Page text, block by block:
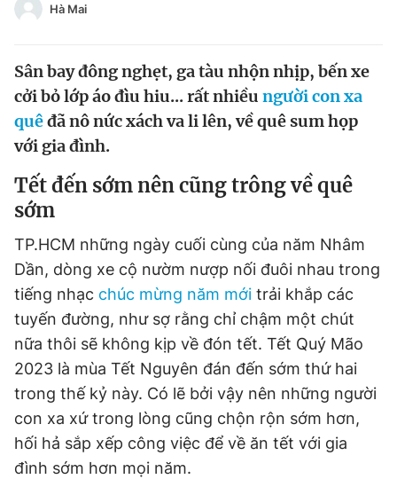
Chào ngày mới Tin 24h
Tin thị trường Tin 360
Video Magazine
Sản phẩm khác
Tiện ích Bạn cần biết
Thông tin tòa soạn Liên hệ quảng cáo
Đọc Thanh Niên trên điện thoại
Đăng xuất
Hà Mai
Sân bay đông nghẹt, ga tàu nhộn nhịp, bến xe
cởi bỏ lớp áo đìu hiu... rất nhiều người con xa
quêđã nô nức xách va li lên, về quê sum họp
với gia đình.
Tết đến sớm nên cũng trông về quê
sớm
TP.HCM những ngày cuối cùng của năm Nhâm
Dần, dòng xe cộ nườm nượp nối đuôi nhau trong
tiếng nhạc chúc mừng năm mới trải khắp các
tuyến đường, như sợ rằng chỉ chậm một chút
nữa thôi sẽ không kịp về đón tết. Tết Quý Mão
2023 là mùa Tết Nguyên đán đến sớm thứ hai
trong thế kỷ này. Có lẽ bởi vậy nên những người
con xa xứ trong lòng cũng chộn rộn sớm hơn,
hối hả sắp xếp công việc để về ăn tết với gia
đình sớm hơn mọi năm.